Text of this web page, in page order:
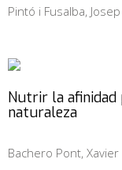
Pintó i Fusalba, Josep
Nutrir la afinidad
naturaleza
Bachero Pont, Xavier